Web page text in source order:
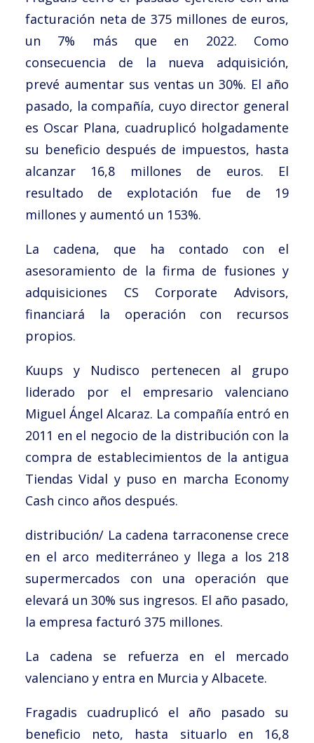
facturación neta de 375 millones de euros,
un 7% más que en 2022. Como
consecuencia de la nueva adquisición,
prevé aumentar sus ventas un 30%. El año
pasado, la compañía, cuyo director general
es Oscar Plana, cuadruplicó holgadamente
su beneficio después de impuestos, hasta
alcanzar 16,8 millones de euros. El
resultado de explotación fue de 19
millones y aumentó un 153%.
La cadena, que ha contado con el
asesoramiento de la firma de fusiones y
adquisiciones CS Corporate Advisors,
financiará la operación con recursos
propios.
Kuups y Nudisco pertenecen al grupo
liderado por el empresario valenciano
Miguel Ángel Alcaraz. La compañía entró en
2011 en el negocio de la distribución con la
compra de establecimientos de la antigua
Tiendas Vidal y puso en marcha Economy
Cash cinco años después.
distribución/ La cadena tarraconense crece
en el arco mediterráneo y llega a los 218
supermercados con una operación que
elevará un 30% sus ingresos. El año pasado,
la empresa facturó 375 millones.
La cadena se refuerza en el mercado
valenciano y entra en Murcia y Albacete.
Fragadis cuadruplicó el año pasado su
beneficio neto, hasta situarlo en 16,8